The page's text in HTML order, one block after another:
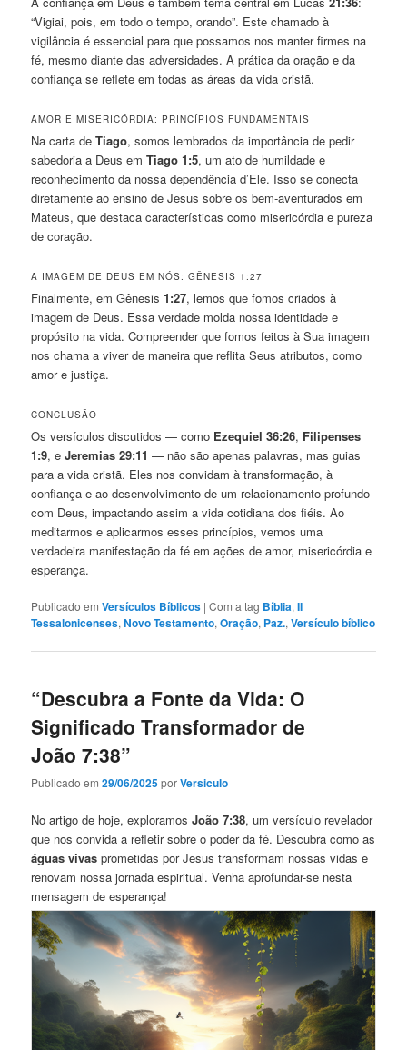
“Vigiai, pois, em todo o tempo, orando”. Este chamado à
vigilância é essencial para que possamos nos manter firmes na
fé, mesmo diante das adversidades. A prática da oração e da
confiança se reflete em todas as áreas da vida cristã.
AMOR E MISERICÓRDIA: PRINCÍPIOS FUNDAMENTAIS
Na carta deTiago, somos lembrados da importância de pedir
sabedoria a Deus emTiago 1:5, um ato de humildade e
reconhecimento da nossa dependência d’Ele. Isso se conecta
diretamente ao ensino de Jesus sobre os bem-aventurados em
Mateus, que destaca características como misericórdia e pureza
de coração.
A IMAGEM DE DEUS EM NÓS: GÊNESIS 1:27
Finalmente, em Gênesis1:27, lemos que fomos criados à
imagem de Deus. Essa verdade molda nossa identidade e
propósito na vida. Compreender que fomos feitos à Sua imagem
nos chama a viver de maneira que reflita Seus atributos, como
amor e justiça.
CONCLUSÃO
Os versículos discutidos — como Ezequiel 36:26, Filipenses
1:9, eJeremias 29:11 — não são apenas palavras, mas guias
para a vida cristã. Eles nos convidam à transformação, à
confiança e ao desenvolvimento de um relacionamento profundo
com Deus, impactando assim a vida cotidiana dos fiéis. Ao
meditarmos e aplicarmos esses princípios, vemos uma
verdadeira manifestação da fé em ações de amor, misericórdia e
esperança.
Publicado em Versículos Bíblicos |Com a tag Bíblia,II
Tessalonicenses,Novo Testamento,Oração, Paz.,Versículo bíblico
“Descubra a Fonte da Vida: O
Significado Transformador de
João 7:38”
Publicado em29/06/2025porVersiculo
No artigo de hoje, exploramosJoão 7:38, um versículo revelador
que nos convida a refletir sobre o poder da fé. Descubra como as
águas vivas prometidas por Jesus transformam nossas vidas e
renovam nossa jornada espiritual. Venha aprofundar-se nesta
mensagem de esperança!